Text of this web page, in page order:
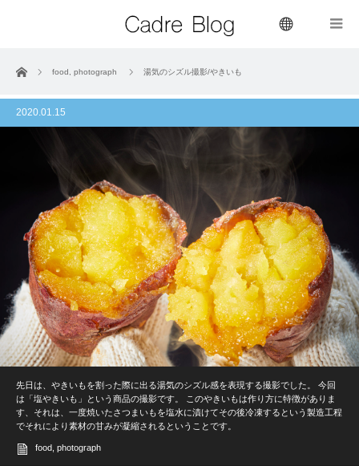
ホーム food photograph 湯気のシズル撮影/やきいも
2020.01.15
先日は、やきいもを割った際に出る湯気のシズル感を表現する撮影でした。 今回
は「塩やきいも」という商品の撮影です。 このやきいもは作り方に特徴がありま
す、それは、一度焼いたさつまいもを塩水に漬けてその後冷凍するという製造工程
でそれにより素材の甘みが凝縮されるということです。
food photograph